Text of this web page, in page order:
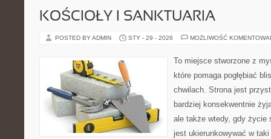
KOŚCIOŁY I SANKTUARIA
POSTED BY ADMIN STY - 29 - 2026 MOŻLIWOŚĆ
To miejsce stworzone z
które pomaga pogłębiać
chwilach. Strona jest
bardziej konsekwentnie
ale także wtedy, gdy życie
jest ukierunkowywać w